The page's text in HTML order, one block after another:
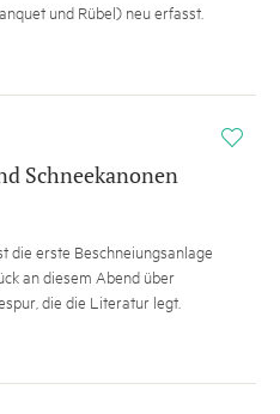
und Rübel) neu erfasst.
i
Schneekanonen
die erste Beschneiungsanlage
an diesem Abend über
die die Literatur legt.